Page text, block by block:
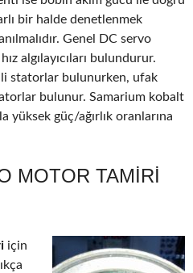
bir halde denetlenmek
Genel DC servo
algılayıcıları bulundurur.
statorlar bulunurken, ufak
bulunur. Samarium kobalt
yüksek güç/ağırlık oranlarına
MOTOR TAMIRI
için